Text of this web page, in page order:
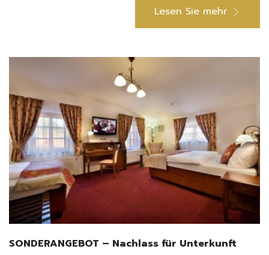
Lesen Sie mehr
SONDERANGEBOT – Nachlass für Unterkunft